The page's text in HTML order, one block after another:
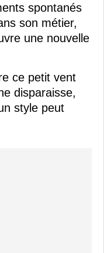
spontanés
son métier,
une nouvelle
ce petit vent
disparaisse,
style peut